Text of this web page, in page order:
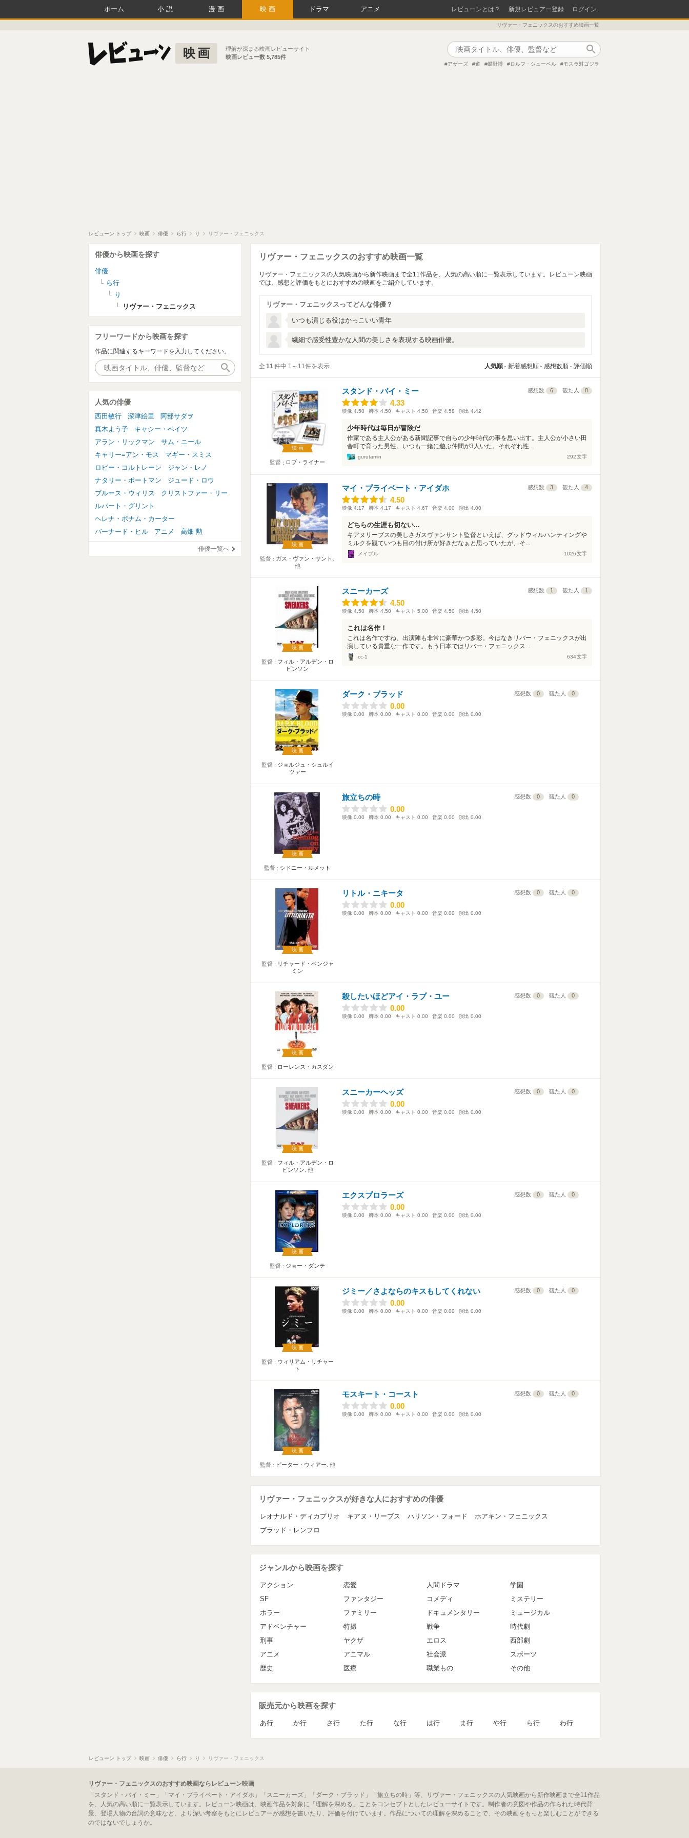
ホーム 小説 漫画 映画 ドラマ アニメ レビューンとは？ 新規レビュアー登録 ログイン
リヴァー・フェニックスのおすすめ映画一覧
映画
理解が深まる映画レビューサイト
映画レビュー数 5,785件
アザーズ 道 蝶野博 ロルフ・シューベル モスラ対ゴジラ
レビューン トップ 映画 俳優 ら行 り リヴァー・フェニックス
リヴァー・フェニックスのおすすめ映画一覧
リヴァー・フェニックスの人気映画から新作映画まで全11作品を、人気の高い順に一覧表示しています。レビューン映画
では、感想と評価をもとにおすすめの映画をご紹介しています。
リヴァー・フェニックスってどんな俳優？
いつも演じる役はかっこいい青年
繊細で感受性豊かな人間の美しさを表現する映画俳優。
全 11件中 1～11件を表示 人気順 新着感想順 感想数順 評価順
映画
監督 ロブ・ライナー
スタンド・バイ・ミー 感想数 6 観た人 8
4.33
4.33
映像 4.50 脚本 4.50 キャスト 4.58 音楽 4.58 演出 4.42
少年時代は毎日が冒険だ
作家である主人公がある新聞記事で自らの少年時代の事を思い出す。主人公が小さい田
舎町で育った男性。いつも一緒に遊ぶ仲間が3人いた。それぞれ性...
gurutamin 292文字
映画
監督 ガス・ヴァン・サント､
他
マイ・プライベート・アイダホ 感想数 3 観た人 4
4.50
4.50
映像 4.17 脚本 4.17 キャスト 4.67 音楽 4.00 演出 4.00
どちらの生涯も切ない...
キアヌリーブスの美しさガスヴァンサント監督といえば、グッドウィルハンティングや
ミルクを観ていつも目の付け所が好きだなぁと思っていたが、そ...
メイプル 1026文字
映画
監督
フィル・アルデン・ロ
ビンソン
スニーカーズ 感想数 1 観た人 1
4.50
4.50
映像 4.50 脚本 4.50 キャスト 5.00 音楽 4.50 演出 4.50
これは名作！
これは名作ですね、出演陣も非常に豪華かつ多彩。今はなきリバー・フェニックスが出
演している貴重な一作です。もう日本ではリバー・フェニックス...
cc-1 634文字
映画
監督
ジョルジュ・シュルイ
ツァー
ダーク・ブラッド 感想数 0 観た人 0
0.00
0.00
映像 0.00 脚本 0.00 キャスト 0.00 音楽 0.00 演出 0.00
映画
監督 シドニー・ルメット
旅立ちの時 感想数 0 観た人 0
0.00
0.00
映像 0.00 脚本 0.00 キャスト 0.00 音楽 0.00 演出 0.00
映画
監督
リチャード・ベンジャ
ミン
リトル・ニキータ 感想数 0 観た人 0
0.00
0.00
映像 0.00 脚本 0.00 キャスト 0.00 音楽 0.00 演出 0.00
映画
監督 ローレンス・カスダン
殺したいほどアイ・ラブ・ユー 感想数 0 観た人 0
0.00
0.00
映像 0.00 脚本 0.00 キャスト 0.00 音楽 0.00 演出 0.00
映画
監督
フィル・アルデン・ロ
ビンソン､他
スニーカーヘッズ 感想数 0 観た人 0
0.00
0.00
映像 0.00 脚本 0.00 キャスト 0.00 音楽 0.00 演出 0.00
映画
監督 ジョー・ダンテ
エクスプロラーズ 感想数 0 観た人 0
0.00
0.00
映像 0.00 脚本 0.00 キャスト 0.00 音楽 0.00 演出 0.00
映画
監督
ウィリアム・リチャー
ト
ジミー／さよならのキスもしてくれない 感想数 0 観た人 0
0.00
0.00
映像 0.00 脚本 0.00 キャスト 0.00 音楽 0.00 演出 0.00
映画
監督 ピーター・ウィアー､他
モスキート・コースト 感想数 0 観た人 0
0.00
0.00
映像 0.00 脚本 0.00 キャスト 0.00 音楽 0.00 演出 0.00
リヴァー・フェニックスが好きな人におすすめの俳優
レオナルド・ディカプリオ キアヌ・リーブス ハリソン・フォード
ホアキン・フェニックス
ブラッド・レンフロ
ジャンルから映画を探す
アクション 恋愛 人間ドラマ
学園
SF
ファンタジー コメディ
ミステリー
ホラー
ファミリー ドキュメンタリー
ミュージカル
アドベンチャー
特撮 戦争
時代劇
刑事
ヤクザ エロス
西部劇
アニメ
アニマル 社会派
スポーツ
歴史
医療 職業もの その他
販売元から映画を探す
あ行 か行 さ行 た行 な行 は行 ま行 や行 ら行 わ行
俳優から映画を探す
俳優
ら行
り
リヴァー・フェニックス
フリーワードから映画を探す
作品に関連するキーワードを入力してください。
作品検索
人気の俳優
西田敏行 深津絵里
阿部サダヲ
真木よう子
キャシー・ベイツ
アラン・リックマン
サム・ニール
キャリー=アン・モス
マギー・スミス
ロビー・コルトレーン
ジャン・レノ
ナタリー・ポートマン
ジュード・ロウ
ブルース・ウィリス
クリストファー・リー
ルパート・グリント
ヘレナ・ボナム・カーター
バーナード・ヒル
アニメ 高畑 勲
俳優一覧へ
レビューン トップ 映画 俳優 ら行 り リヴァー・フェニックス
リヴァー・フェニックスのおすすめ映画ならレビューン映画
「スタンド・バイ・ミー」「マイ・プライベート・アイダホ」「スニーカーズ」「ダーク・ブラッド」「旅立ちの時」等、リヴァー・フェニックスの人気映画から新作映画まで全11作品
を、人気の高い順に一覧表示しています。レビューン映画は、映画作品を対象に「理解を深める」ことをコンセプトとしたレビューサイトです。制作者の意図や作品の作られた時代背
景、登場人物の台詞の意味など、より深い考察をもとにレビュアーが感想を書いたり、評価を付けています。作品についての理解を深めることで、その映画をもっと楽しむことができる
のではないでしょうか。